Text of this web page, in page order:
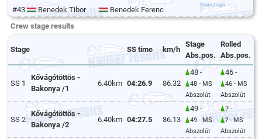
#43 Benedek Tibor Benedek Ferenc
Crew stage results
Stage SS time km/h
Stage
Abs.pos.
Rolled
Abs.pos.
SS 1
Kővágótöttös -
Bakonya /1
6.40km 04:26.9 86.32
48 -
48 - MS
Abszolút
46 -
46 - MS
Abszolút
SS 2
Kővágótöttös -
Bakonya /2
6.40km 04:27.5 86.13
49 -
49 - MS
Abszolút
? -
? - MS
Abszolút